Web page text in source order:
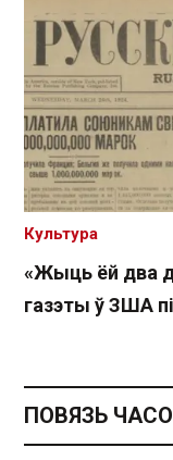
«Жыць ёй два
газэты ў ЗША
Культура
ПОВЯЗЬ